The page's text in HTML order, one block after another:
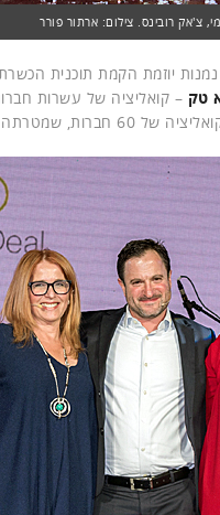
צ'אק רובינס. צילום: ארתור פורר
נמנות יוזמת הקמת תוכנית
טק – קואליציה של עשרות
חברות, שמטרתה לעודד העסקה של ערבים ישראליים בענף ההיי-טק.